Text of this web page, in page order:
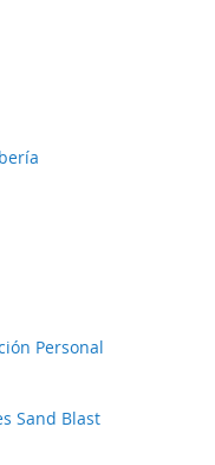
Personal
Sand Blast